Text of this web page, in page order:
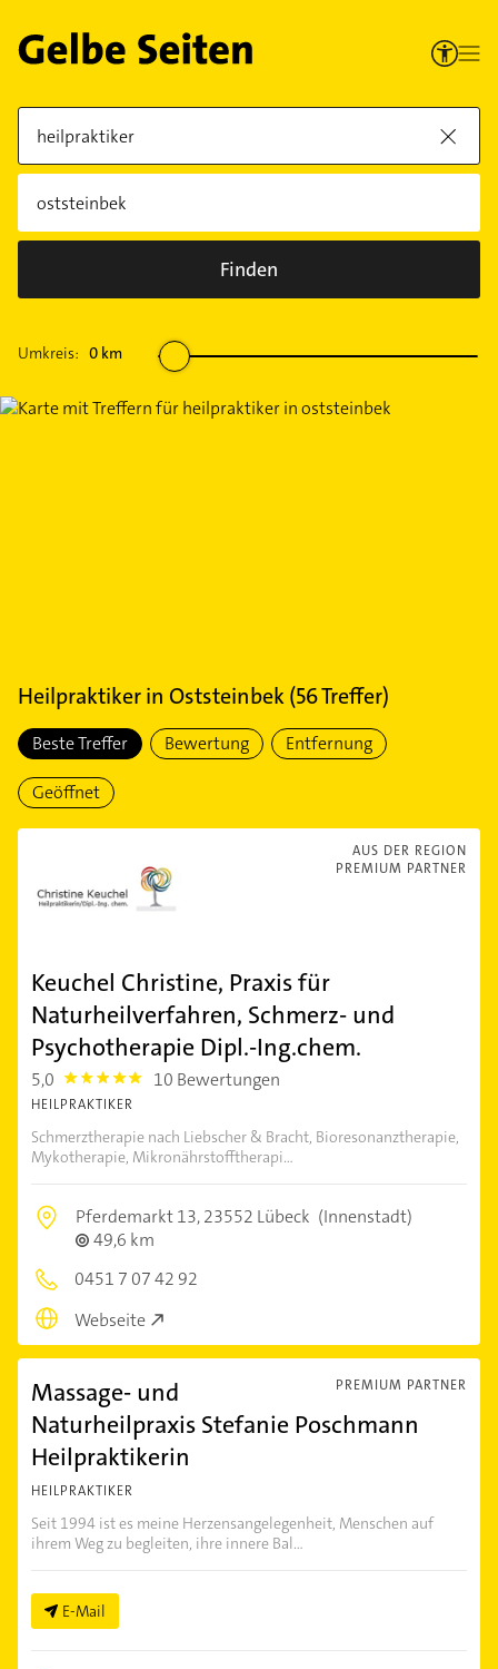
Finden
Umkreis: 0 km
Heilpraktikerin Oststeinbek(56Treffer)
Beste Treffer Bewertung Entfernung
Geöffnet
AUS DER REGION
PREMIUM PARTNER
Keuchel Christine, Praxis für
Naturheilverfahren, Schmerz- und
Psychotherapie Dipl.-Ing.chem.
5,0 5.0 10 Bewertungen
HEILPRAKTIKER
Schmerztherapie nach Liebscher & Bracht, Bioresonanztherapie,
Mykotherapie, Mikronährstofftherapi...
Pferdemarkt 13,23552 Lübeck (Innenstadt)
49,6 km
0451 7 07 42 92
Webseite
PREMIUM PARTNER
Massage- und
Naturheilpraxis Stefanie Poschmann
Heilpraktikerin
HEILPRAKTIKER
Seit 1994 ist es meine Herzensangelegenheit, Menschen auf
ihrem Weg zu begleiten, ihre innere Bal...
E-Mail